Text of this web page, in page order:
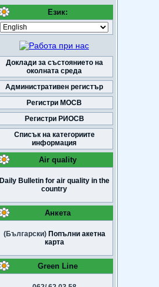
Език:
Доклади за състоянието на
околната среда
Административен регистър
Регистри МОСВ
Регистри РИОСВ
Списък на категориите
информация
Air quality
Daily Bulletin for air quality in the
country
Анкета
(Български) Попълни акетна
карта
Green Line